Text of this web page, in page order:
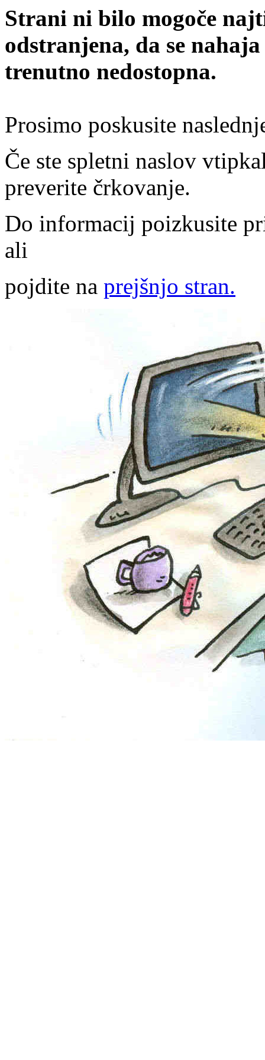
Strani ni bilo mogoče
odstranjena, da se
trenutno nedostopna.
Prosimo poskusite
Če ste spletni naslov
preverite črkovanje.
Do informacij poizkusite
ali
pojdite na prejšnjo stran.